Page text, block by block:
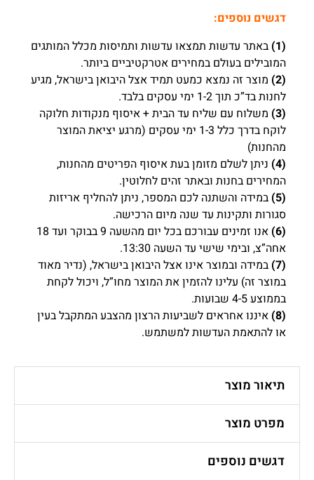
דגשים נוספים:
(1)
באתר עדשות תמצאו עדשות ותמיסות מכלל המותגים
המובילים בעולם במחירים אטרקטיביים ביותר.
(2)
מוצר זה נמצא כמעט תמיד אצל היבואן בישראל, מגיע
לחנות בד”כ תוך 1-2 ימי עסקים בלבד.
(3)
משלוח עם שליח עד הבית + איסוף מנקודות חלוקה
לוקח בדרך כלל 1-3 ימי עסקים (מרגע יציאת המוצר
מהחנות)
(4)
ניתן לשלם מזומן בעת איסוף הפריטים מהחנות,
המחירים בחנות ובאתר זהים לחלוטין.
(5)
במידה והשתנה לכם המספר, ניתן להחליף אריזות
סגורות ותקינות עד שנה מיום הרכישה.
(6)
אנו זמינים עבורכם בכל יום מהשעה 9 בבוקר ועד 18
אחה”צ, ובימי שישי עד השעה 13:30.
(7)
במידה ובמוצר אינו אצל היבואן בישראל, (נדיר מאוד
במוצר זה) עלינו להזמין את המוצר מחו”ל, ויכול לקחת
בממוצע 4-5 שבועות.
(8)
איננו אחראים לשביעות הרצון מהצבע המתקבל בעין
או להתאמת העדשות למשתמש.
תיאור מוצר
מפרט מוצר
דגשים נוספים